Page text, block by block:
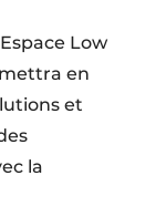
Low
en
et
la